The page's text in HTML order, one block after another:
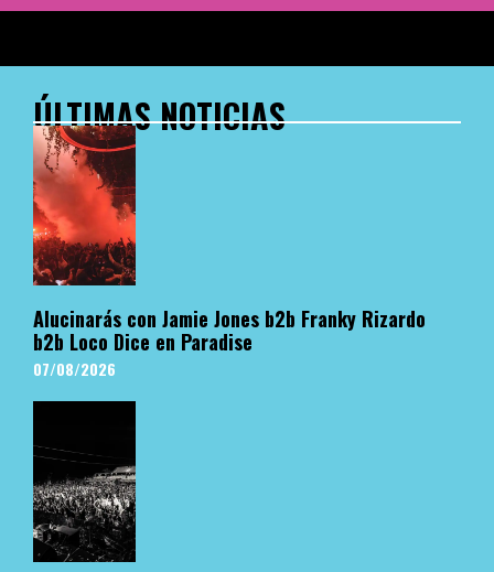
ÚLTIMAS NOTICIAS
Alucinarás con Jamie Jones b2b Franky Rizardo
b2b Loco Dice en Paradise
07/08/2026